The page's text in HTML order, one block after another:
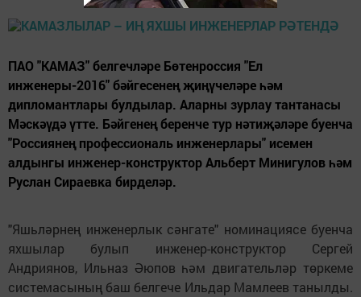
ПАО "КАМАЗ" белгечләре Бөтенроссия "Ел
инженеры-2016" бәйгесенең җиңүчеләре һәм
дипломантлары булдылар. Аларны зурлау тантанасы
Мәскәүдә үтте. Бәйгенең беренче тур нәтиҗәләре буенча
"Россиянең профессиональ инженерлары" исемен
алдынгы инженер-конструктор Альберт Минигулов һәм
Руслан Сираевка бирделәр.
"Яшьләрнең инженерлык сәнгате" номинациясе буенча
яхшылар булып инженер-конструктор Сергей
Андриянов, Ильназ Әюпов һәм двигательләр төркеме
системасының баш белгече Ильдар Мамлеев танылды.